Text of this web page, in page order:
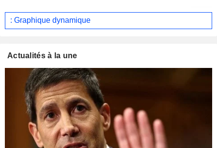
: Graphique dynamique
Actualités à la une